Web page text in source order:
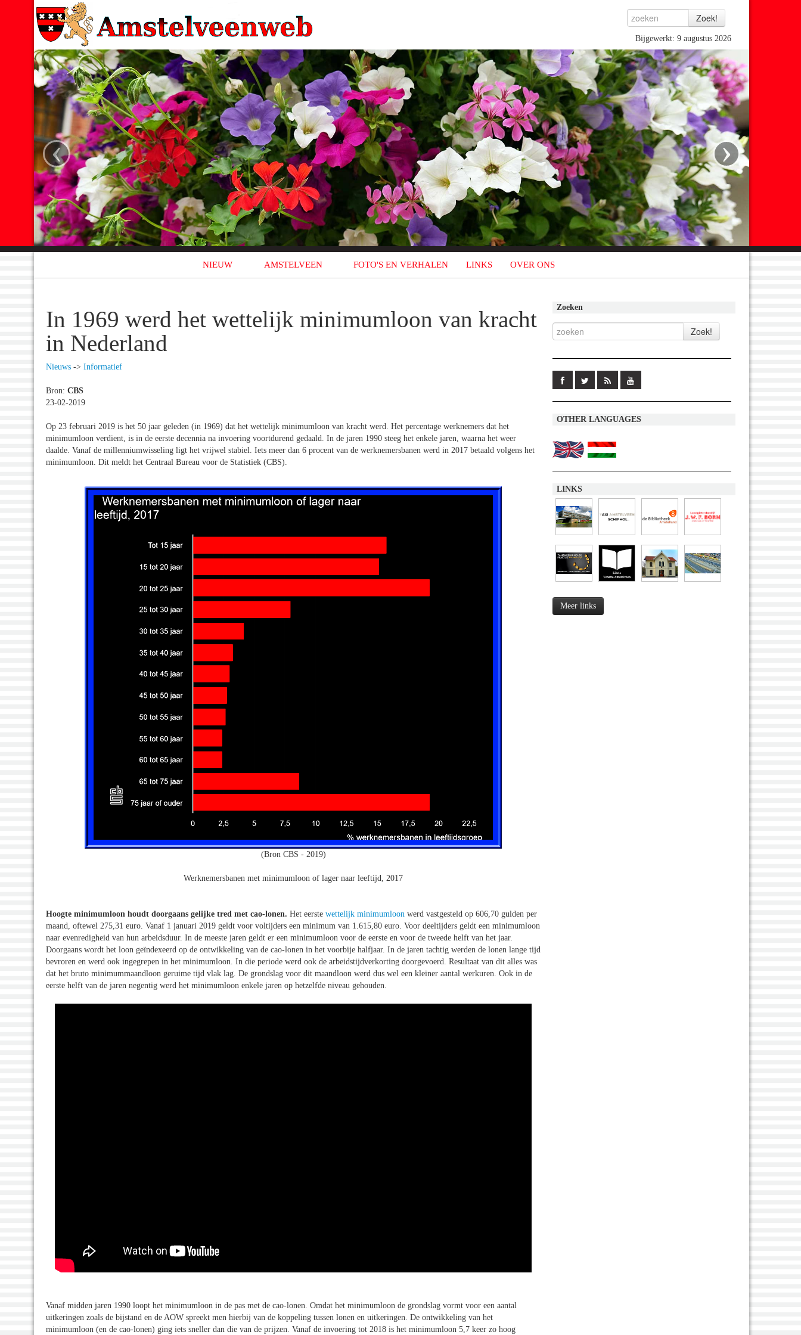
Bijgewerkt: 9 augustus 2026
‹ ›
NIEUW AMSTELVEEN FOTO'S EN VERHALEN LINKS OVER ONS
In 1969 werd het wettelijk minimumloon van kracht
in Nederland
Nieuws -> Informatief
Bron: CBS
23-02-2019
Op 23 februari 2019 is het 50 jaar geleden (in 1969) dat het wettelijk minimumloon van kracht werd. Het percentage werknemers dat het
minimumloon verdient, is in de eerste decennia na invoering voortdurend gedaald. In de jaren 1990 steeg het enkele jaren, waarna het weer
daalde. Vanaf de millenniumwisseling ligt het vrijwel stabiel. Iets meer dan 6 procent van de werknemersbanen werd in 2017 betaald volgens het
minimumloon. Dit meldt het Centraal Bureau voor de Statistiek (CBS).
(Bron CBS - 2019)
Werknemersbanen met minimumloon of lager naar leeftijd, 2017
Hoogte minimumloon houdt doorgaans gelijke tred met cao-lonen. Het eerste wettelijk minimumloon werd vastgesteld op 606,70 gulden per
maand, oftewel 275,31 euro. Vanaf 1 januari 2019 geldt voor voltijders een minimum van 1.615,80 euro. Voor deeltijders geldt een minimumloon
naar evenredigheid van hun arbeidsduur. In de meeste jaren geldt er een minimumloon voor de eerste en voor de tweede helft van het jaar.
Doorgaans wordt het loon geïndexeerd op de ontwikkeling van de cao-lonen in het voorbije halfjaar. In de jaren tachtig werden de lonen lange tijd
bevroren en werd ook ingegrepen in het minimumloon. In die periode werd ook de arbeidstijdverkorting doorgevoerd. Resultaat van dit alles was
dat het bruto minimummaandloon geruime tijd vlak lag. De grondslag voor dit maandloon werd dus wel een kleiner aantal werkuren. Ook in de
eerste helft van de jaren negentig werd het minimumloon enkele jaren op hetzelfde niveau gehouden.
Vanaf midden jaren 1990 loopt het minimumloon in de pas met de cao-lonen. Omdat het minimumloon de grondslag vormt voor een aantal
uitkeringen zoals de bijstand en de AOW spreekt men hierbij van de koppeling tussen lonen en uitkeringen. De ontwikkeling van het
minimumloon (en de cao-lonen) ging iets sneller dan die van de prijzen. Vanaf de invoering tot 2018 is het minimumloon 5,7 keer zo hoog
Zoeken
OTHER LANGUAGES
LINKS
Meer links